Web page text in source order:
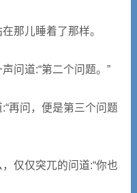
那儿睡着了那样。
问道:“第二个问题。”
再问，便是第三个问题
仅仅突兀的问道:“你也